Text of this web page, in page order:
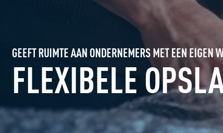
GEEFT RUIMTE AAN ONDERNEMERS MET EEN EIGEN
FLEXIBELE